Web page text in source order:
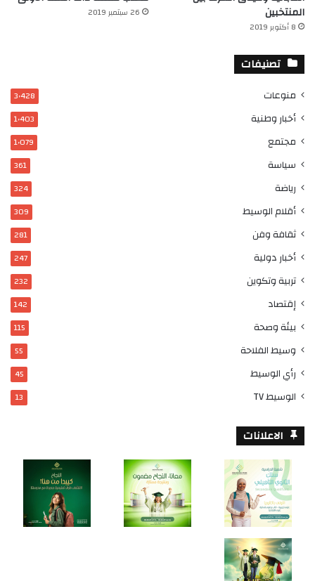
المنتخبين
8 أكتوبر 2019
26 سبتمبر 2019
تصنيفات
منوعات 3٬428
أخبار وطنية 1٬403
مجتمع 1٬079
سياسة 361
رياضة 324
أقلام الوسيط 309
ثقافة وفن 281
أخبار دولية 247
تربية وتكوين 232
إقتصاد 142
بيئة وصحة 115
وسيط الفلاحة 55
رأي الوسيط 45
الوسيط TV 13
الاعلانات